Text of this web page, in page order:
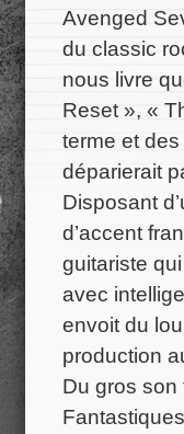
Avenged
du classic
nous livre
Reset », «
terme et
déparierait
Disposant
d’accent
guitariste
avec
envoit du
production
Du gros